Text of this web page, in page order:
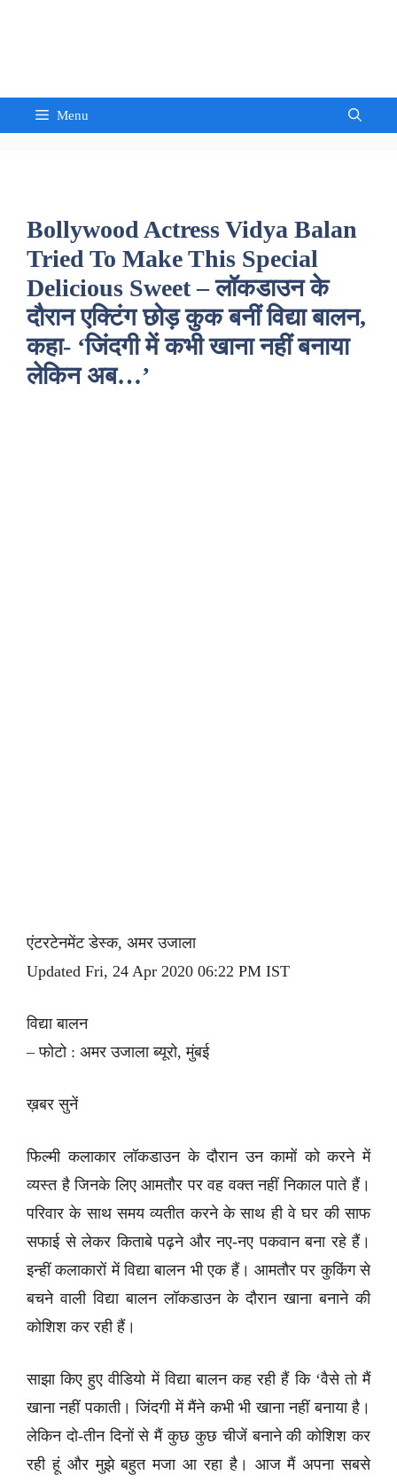
Menu
Bollywood Actress Vidya Balan
Tried To Make This Special
Delicious Sweet – लॉकडाउन के
दौरान एक्टिंग छोड़ कुक बनीं विद्या बालन,
कहा- ‘जिंदगी में कभी खाना नहीं बनाया
लेकिन अब…’
एंटरटेनमेंट डेस्क, अमर उजाला
Updated Fri, 24 Apr 2020 06:22 PM IST
विद्या बालन
– फोटो : अमर उजाला ब्यूरो, मुंबई
ख़बर सुनें
फिल्मी कलाकार लॉकडाउन के दौरान उन कामों को करने में
व्यस्त है जिनके लिए आमतौर पर वह वक्त नहीं निकाल पाते हैं।
परिवार के साथ समय व्यतीत करने के साथ ही वे घर की साफ
सफाई से लेकर किताबे पढ़ने और नए-नए पकवान बना रहे हैं।
इन्हीं कलाकारों में विद्या बालन भी एक हैं। आमतौर पर कुकिंग से
बचने वाली विद्या बालन लॉकडाउन के दौरान खाना बनाने की
कोशिश कर रही हैं।
साझा किए हुए वीडियो में विद्या बालन कह रही हैं कि ‘वैसे तो मैं
खाना नहीं पकाती। जिंदगी में मैंने कभी भी खाना नहीं बनाया है।
लेकिन दो-तीन दिनों से मैं कुछ कुछ चीजें बनाने की कोशिश कर
रही हूं और मुझे बहुत मजा आ रहा है। आज मैं अपना सबसे